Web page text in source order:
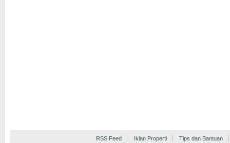
RSS Feed Iklan Properti Tips dan Bantuan